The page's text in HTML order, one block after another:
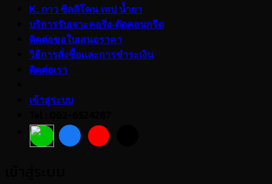
K. กาว ซิลลิโคน เทป น้ำยา
บริการรับเจาะคอริ่ง-ตัดคอนกรีต
ติดต่อขอใบเสนอราคา
วิธีการสั่งซื้อและการชำระเงิน
ติดต่อเรา
เข้าสู่ระบบ